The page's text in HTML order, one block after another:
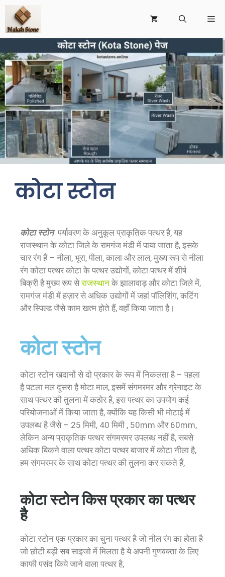
कोटा स्टोन
कोटा स्टोनपर्यावरण के अनुकूल प्राकृतिक पत्थर है, यह
राजस्थान के कोटा जिले के रामगंज मंडी में पाया जाता है, इसके
चार रंग हैं – नीला, भूरा, पीला, काला और लाल, मुख्य रूप से नीला
रंग कोटा पत्थर कोटा के पत्थर उद्योगों, कोटा पत्थर में शीर्ष
बिक्री है मुख्य रूप सेराजस्थान के झालावाड़ और कोटा जिले में,
रामगंज मंडी में हज़ार से अधिक उद्योगों में जहां पॉलिशिंग, कटिंग
और स्पिल्ड जैसे काम खत्म होते हैं, वहाँ किया जाता है।
कोटा स्टोन
कोटा स्टोन खदानों से दो प्रकार के रूप में निकलता है – पहला
है पटला मल दूसरा है मोटा माल, इसमें संगमरमर और ग्रेनाइट के
साथ पत्थर की तुलना में कठोर है, इस पत्थर का उपयोग कई
परियोजनाओं में किया जाता है, क्योंकि यह किसी भी मोटाई में
उपलब्ध है जैसे – 25 मिमी, 40 मिमी , 50mm और 60mm,
लेकिन अन्य प्राकृतिक पत्थर संगमरमर उपलब्ध नहीं है, सबसे
अधिक बिकने वाला पत्थर कोटा पत्थर बाजार में कोटा नीला है,
हम संगमरमर के साथ कोटा पत्थर की तुलना कर सकते हैं,
कोटा स्टोन किस प्रकार का पत्थर
है
कोटा स्टोन एक प्रकार का चुना पत्थर है जो नील रंग का होता है
जो छोटी बड़ी सब साइजो में मिलता है ये अपनी गुणवक्ता के लिए
काफी पसंद किये जाने वाला पत्थर है,